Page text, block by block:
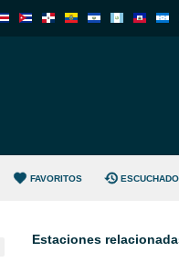
FAVORITOS
Estaciones